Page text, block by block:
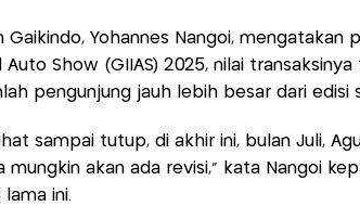
Gaikindo, Yohannes Nangoi, mengatakan
Auto Show (GIIAS) 2025, nilai
pengunjung jauh lebih besar dari edisi
sampai tutup, di akhir ini, bulan Juli,
mungkin akan ada revisi," kata Nangoi
ini.